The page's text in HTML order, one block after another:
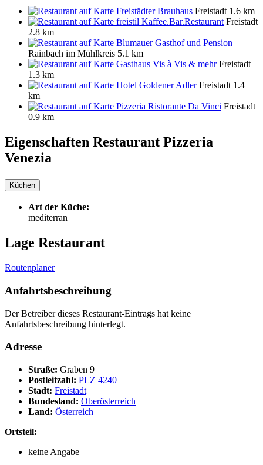
Freistädter Brauhaus Freistadt 1.6 km
freistil Kaffee.Bar.Restaurant Freistadt
2.8 km
Blumauer Gasthof und Pension
Rainbach im Mühlkreis 5.1 km
Gasthaus Vis à Vis & mehr Freistadt
1.3 km
Hotel Goldener Adler Freistadt 1.4
km
Pizzeria Ristorante Da Vinci Freistadt
0.9 km
Eigenschaften Restaurant Pizzeria
Venezia
Küchen
Art der Küche:
mediterran
Lage Restaurant
Routenplaner
Anfahrtsbeschreibung
Der Betreiber dieses Restaurant-Eintrags hat keine
Anfahrtsbeschreibung hinterlegt.
Adresse
Straße: Graben 9
Postleitzahl: PLZ 4240
Stadt: Freistadt
Bundesland: Oberösterreich
Land: Österreich
Ortsteil:
keine Angabe